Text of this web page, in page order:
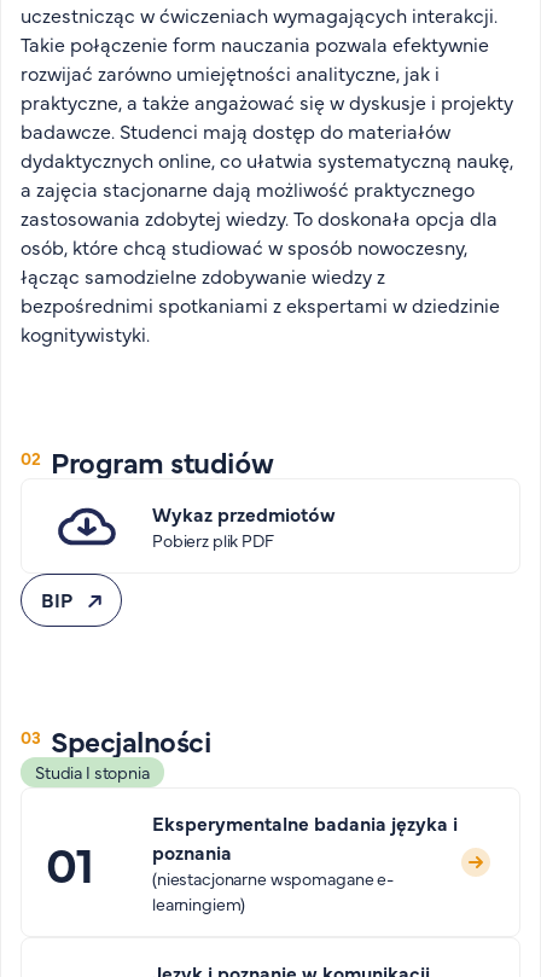
uczestnicząc w ćwiczeniach wymagających interakcji.
Takie połączenie form nauczania pozwala efektywnie
rozwijać zarówno umiejętności analityczne, jak i
praktyczne, a także angażować się w dyskusje i projekty
badawcze. Studenci mają dostęp do materiałów
dydaktycznych online, co ułatwia systematyczną naukę,
a zajęcia stacjonarne dają możliwość praktycznego
zastosowania zdobytej wiedzy. To doskonała opcja dla
osób, które chcą studiować w sposób nowoczesny,
łącząc samodzielne zdobywanie wiedzy z
bezpośrednimi spotkaniami z ekspertami w dziedzinie
kognitywistyki.
Program studiów
Wykaz przedmiotów
Pobierz plik PDF
BIP
Specjalności
Studia I stopnia
Eksperymentalne badania języka i
poznania
(niestacjonarne wspomagane e-
learningiem)